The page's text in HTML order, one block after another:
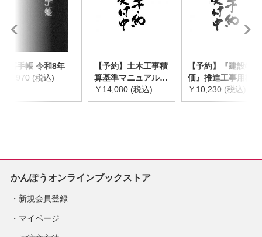
災害手帳 令和8年
￥2,970 (税込)
【予約】土木工事積
算基準マニュアル
令和8年度版
※2026年8月下旬発
￥14,080 (税込)
【予約】『建設物
価』推進工事用機械
器具等基礎価格表
2026年度版
￥10,230 (税込)
かんぽうオンラインブックストア
新規会員登録
マイページ